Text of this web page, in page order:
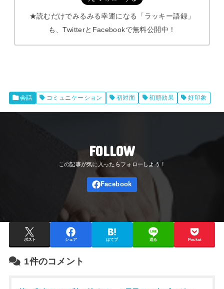
★読むだけでみるみる幸運になる「ラッキー語録」
も、TwitterとFacebookで無料公開中！
会話 コミュニケーション 初対面 初頭効果 好印象
FOLLOW
ポスト シェア はてブ 送る Pocket
1件のコメント